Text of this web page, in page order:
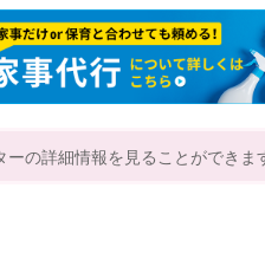
ーの詳細情報を見ることができま